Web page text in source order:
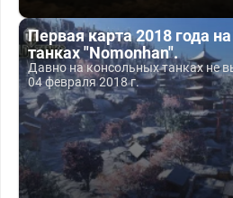
Первая карта 2018 года
танках "Nomonhan".
Давно на консольных танках не
04 февраля 2018 г.